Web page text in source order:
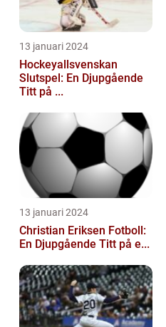
13 januari 2024
Hockeyallsvenskan
Slutspel: En Djupgående
Titt på ...
13 januari 2024
Christian Eriksen Fotboll:
En Djupgående Titt på e...